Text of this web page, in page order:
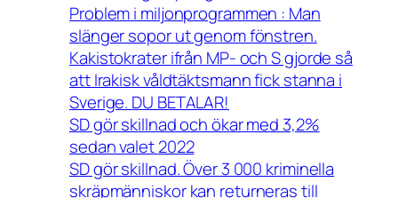
Problem i miljonprogrammen : Man
slänger sopor ut genom fönstren.
Kakistokrater ifrån MP- och S gjorde så
att Irakisk våldtäktsmann fick stanna i
Sverige. DU BETALAR!
SD gör skillnad och ökar med 3,2%
sedan valet 2022
SD gör skillnad. Över 3 000 kriminella
skräpmänniskor kan returneras till